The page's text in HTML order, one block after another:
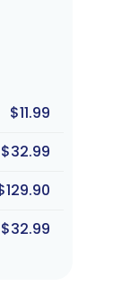
$11.99
$32.99
$32.99